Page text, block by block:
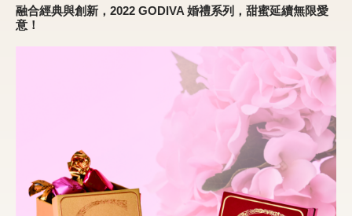
霜淇淋
蛋糕
可芙
融合經典與創新，2022 GODIVA 婚禮系列，甜蜜延續無限愛
意！